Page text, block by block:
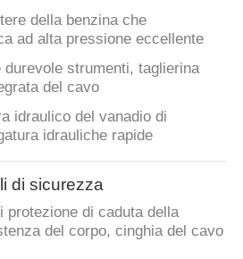
della benzina che
ad alta pressione eccellente
strumenti, taglierina
del cavo
idraulico del vanadio di
idrauliche rapide
di sicurezza
protezione di caduta della
del corpo, cinghia del cavo